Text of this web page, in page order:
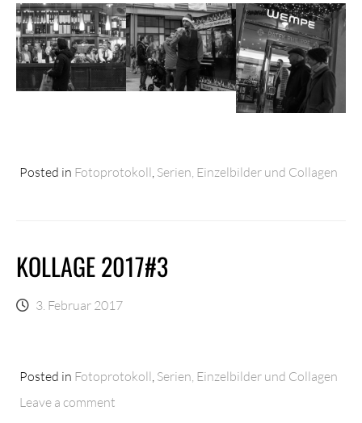
Posted in Fotoprotokoll Serien, Einzelbilder und Collagen
KOLLAGE 2017#3
3. Februar 2017
Posted in Fotoprotokoll Serien, Einzelbilder und Collagen
Leave a comment